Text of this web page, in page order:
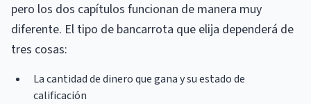
pero los dos capítulos funcionan de manera muy
diferente. El tipo de bancarrota que elija dependerá de
tres cosas:
La cantidad de dinero que gana y su estado de
calificación